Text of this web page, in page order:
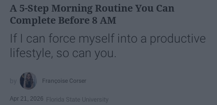
A 5-Step Morning Routine You Can
Complete Before 8 AM
If I can force myself into a productive
lifestyle, so can you.
Françoise Corser
Apr 21, 2026 Florida State University